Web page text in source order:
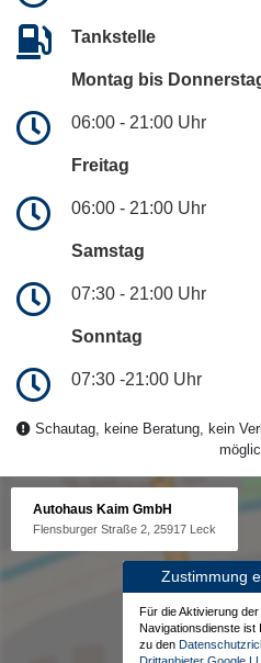
Tankstelle
Montag bis
06:00 - 21:00 Uhr
Freitag
06:00 - 21:00 Uhr
Samstag
07:30 - 21:00 Uhr
Sonntag
07:30 -21:00 Uhr
Schautag, keine Beratung, kein
Autohaus Kaim GmbH
Flensburger Straße 2, 25917 Leck
Zustimmung
Für die Aktivierung
Navigationsdienste ist
zu den